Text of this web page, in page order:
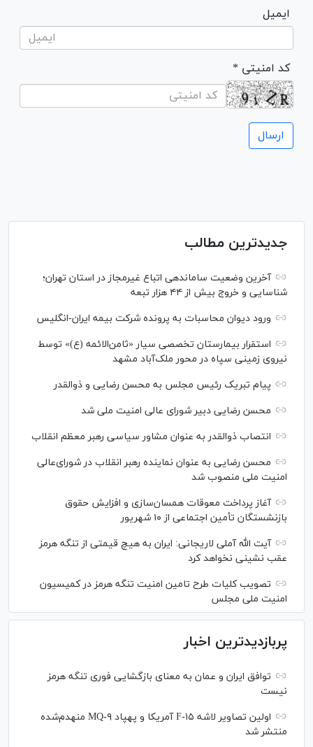
ایمیل
* کد امنیتی
جدیدترین مطالب
آخرین وضعیت ساماندهی اتباع غیرمجاز در استان تهران؛
شناسایی و خروج بیش از ۴۴ هزار تبعه
ورود دیوان محاسبات به پرونده شرکت بیمه ایران-انگلیس
استقرار بیمارستان تخصصی سیار «ثامن‌الائمه (ع)» توسط
نیروی زمینی سپاه در محور ملک‌آباد مشهد
پیام تبریک رئیس مجلس به محسن رضایی و ذوالقدر
محسن رضایی دبیر شورای عالی امنیت ملی شد
انتصاب ذوالقدر به عنوان مشاور سیاسی رهبر معظم انقلاب
محسن رضایی به عنوان نماینده رهبر انقلاب در شورای‌عالی
امنیت ملی منصوب شد
آغاز پرداخت معوقات همسان‌سازی و افزایش حقوق
بازنشستگان تأمین اجتماعی از ۱۰ شهریور
آیت الله آملی لاریجانی: ایران به هیچ قیمتی از تنگه هرمز
عقب نشینی نخواهد کرد
تصویب کلیات طرح تامین امنیت تنگه هرمز در کمیسیون
امنیت ملی مجلس
پربازدیدترین اخبار
توافق ایران و عمان به معنای بازگشایی فوری تنگه هرمز
نیست
اولین تصاویر لاشه F-۱۵ آمریکا و پهپاد MQ-۹ منهدم‌شده
منتشر شد